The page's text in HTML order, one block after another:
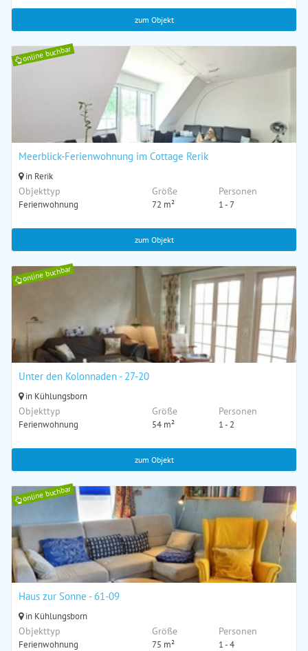
zum Objekt
online buchbar
Meerblick-Ferienwohnung im Cottage Rerik
in Rerik
Objekttyp
Ferienwohnung
Größe
72 m²
Personen
1 - 7
zum Objekt
online buchbar
Unter den Kolonnaden - 27-20
in Kühlungsborn
Objekttyp
Ferienwohnung
Größe
54 m²
Personen
1 - 2
zum Objekt
online buchbar
Haus zur Sonne - 61-09
in Kühlungsborn
Objekttyp
Ferienwohnung
Größe
75 m²
Personen
1 - 4